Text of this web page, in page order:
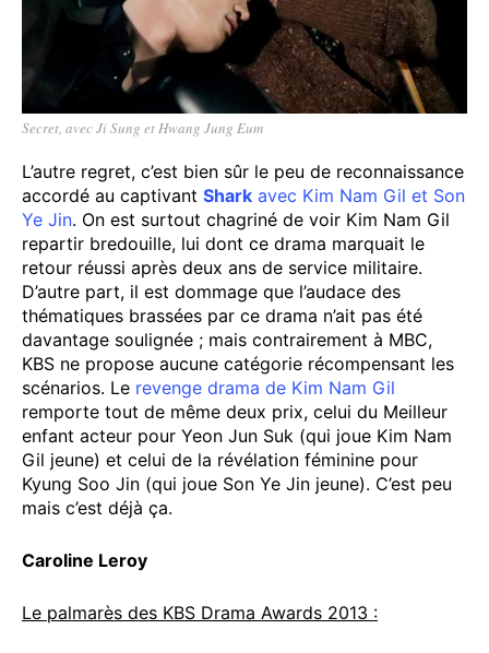
Secret, avec Ji Sung et Hwang Jung Eum
L’autre regret, c’est bien sûr le peu de reconnaissance
accordé au captivant Shark avec Kim Nam Gil et Son
Ye Jin. On est surtout chagriné de voir Kim Nam Gil
repartir bredouille, lui dont ce drama marquait le
retour réussi après deux ans de service militaire.
D’autre part, il est dommage que l’audace des
thématiques brassées par ce drama n’ait pas été
davantage soulignée ; mais contrairement à MBC,
KBS ne propose aucune catégorie récompensant les
scénarios. Le revenge drama de Kim Nam Gil
remporte tout de même deux prix, celui du Meilleur
enfant acteur pour Yeon Jun Suk (qui joue Kim Nam
Gil jeune) et celui de la révélation féminine pour
Kyung Soo Jin (qui joue Son Ye Jin jeune). C’est peu
mais c’est déjà ça.
Caroline Leroy
Le palmarès des KBS Drama Awards 2013 :